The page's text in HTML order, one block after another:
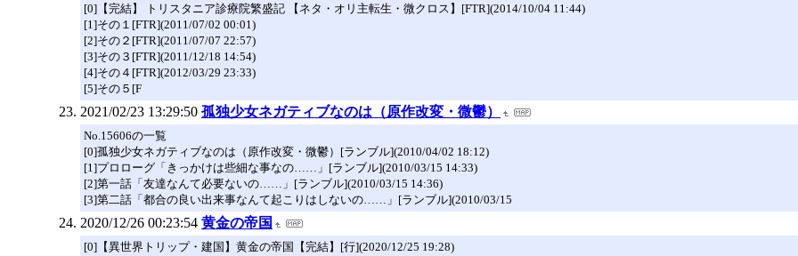
[0]【完結】 トリスタニア診療院繁盛記 【ネタ・オリ主転生・微クロス】[FTR](2014/10/04 11:44)
[1]その１[FTR](2011/07/02 00:01)
[2]その２[FTR](2011/07/07 22:57)
[3]その３[FTR](2011/12/18 14:54)
[4]その４[FTR](2012/03/29 23:33)
[5]その５[F
2021/02/23 13:29:50 孤独少女ネガティブなのは（原作改変・微鬱）
No.15606の一覧
[0]孤独少女ネガティブなのは（原作改変・微鬱）[ランブル](2010/04/02 18:12)
[1]プロローグ「きっかけは些細な事なの……」[ランブル](2010/03/15 14:33)
[2]第一話「友達なんて必要ないの……」[ランブル](2010/03/15 14:36)
[3]第二話「都合の良い出来事なんて起こりはしないの……」[ランブル](2010/03/15
2020/12/26 00:23:54 黄金の帝国
[0]【異世界トリップ・建国】黄金の帝国【完結】[行](2020/12/25 19:28)